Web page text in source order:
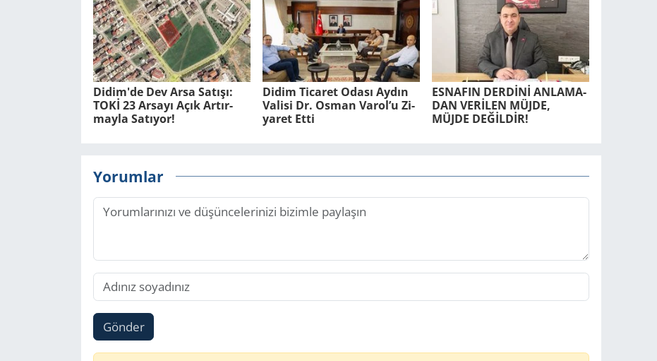
Didim'de Dev Arsa Sa­tı­şı:
TOKİ 23 Ar­sa­yı Açık Ar­tır­
may­la Sa­tı­yor!
Didim Ti­ca­ret Odası Aydın
Va­li­si Dr. Osman Varol’u Zi­
ya­ret Etti
ES­NA­FIN DERDİNİ AN­LA­MA­
DAN VERİLEN MÜJDE,
MÜJDE DEĞİLDİR!
Yorumlar
Gönder